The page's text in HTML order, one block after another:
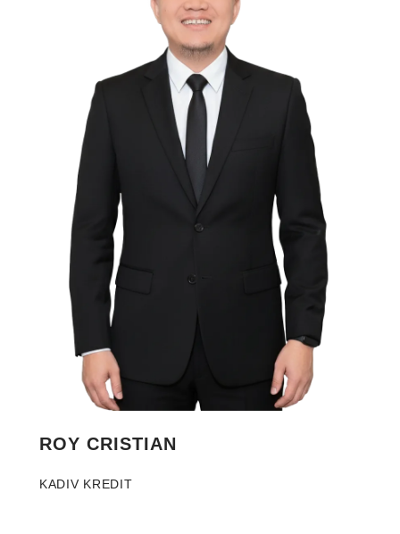
ROY CRISTIAN
KADIV KREDIT